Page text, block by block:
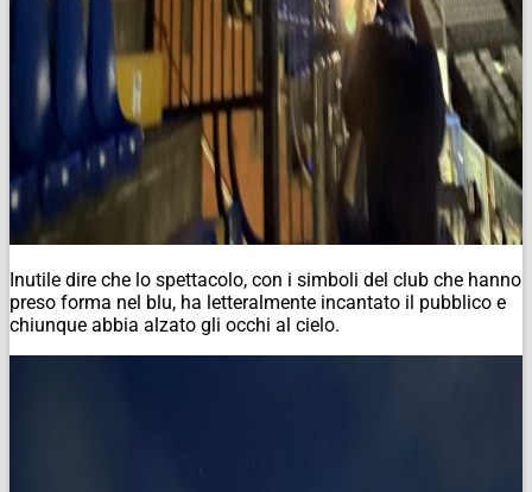
Inutile dire che lo spettacolo, con i simboli del club che hanno
preso forma nel blu, ha letteralmente incantato il pubblico e
chiunque abbia alzato gli occhi al cielo.